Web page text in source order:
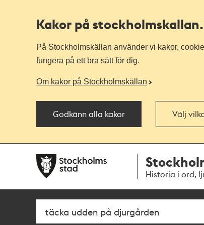
Kakor på stockholmskallan
På Stockholmskällan använder vi kakor,
fungera på ett bra sätt för dig.
Om kakor på Stockholmskällan
Godkänn alla kakor Välj
navigationen
huvudinnehållet
Historia i ord,
Sök